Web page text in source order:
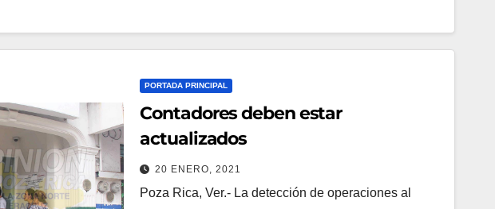
PORTADA PRINCIPAL
Contadores deben estar
actualizados
20 ENERO, 2021
Poza Rica, Ver.- La detección de operaciones al